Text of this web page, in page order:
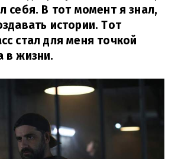
себя. В тот момент я знал,
истории. Тот
стал для меня точкой
в жизни.